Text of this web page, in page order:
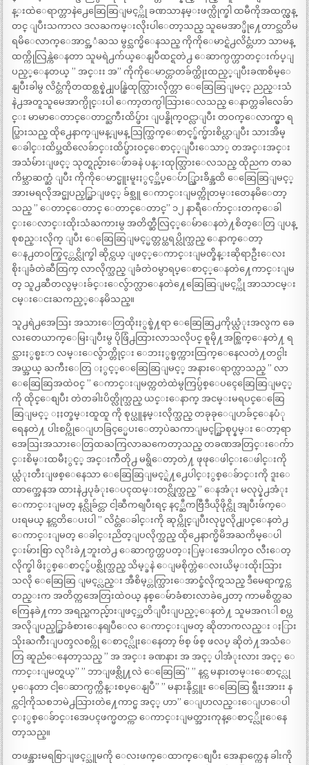
န္းထဲေရာက္တာနဲ႕ေဆြေဆြျမင့္ကို ခဏသာနမ္းဖက္လိုက္ခါ ထမီကိုအထက္လွန္
တင္ ျပီးသကာလ ဒလႀကမ္းလိုးပါေတာ့သည္ သူမေအာ္ဖို႔ေတာင္သတိမ
ရမိေလာက္ေအာင္အ့ံႀသ မွင္သက္မိေနသည္ ကိုကိုေမာင္ရဲ႕လိင္တံဟာ သာမန္
ထက္ကိုလြန္ကဲေနတာ သူမရဲ႕က်ယ္ေနျပီထင္ရတဲ႕ ေဆာက္ပက္ဟာတင္းက်ပ္ျ
ပည့္ေနတယ္ ” အင္းး အ” ကိုကိုေမာင္ဟာတခ်က္ထိုးထည့္ျပီးခဏစိမ္ေ
နျပီးခါမွ လိင္တံကိုတထစ္ထစ္နဲ႕ျပန္စြဲထုတ္သြားလိုက္တာ ေဆြေဆြျမင့္ ညည္းသံ
နဲ႕အတူသူမေအာက္ပိုင္းပါ ေကာ့တက္ပါသြားေလသည္ ေနာက္တခါလေခ်ာ
င္း မာမာေတာင္ေတာင္ႀကီးထိပ္ဖ်ား ျပန္စိုက္ဝင္လာျပီး တဝက္ေလာက္မွာ ရ
ပ္သြားသည္ ထို႕ေနာက္ျမန္ျမန္ သြက္သြက္ေစာင့္ခ်က္မ်ားစိပ္လာျပီး သားအိမ္
ေခါင္းထိပ္အထိလေခ်ာင္းထိပ္ဖ်ားဝင္ေစာင့္ျပီးေသာ္ တအင္းအင္း
အသံမ်ားျဖင့္ သုတ္ရည္မ်ားေဖ်ာခနဲ ပန္းထုတ္သြားေလသည္ ထိုညက တႀ
ကိမ္သာဆက္ဆံ ျပီး ကိုကိုေမာင္မူးမူးႏွင့္အိပ္ေပ်ာ္သြားခ်ိန္အထိ ေဆြေဆြျမင့္
အားမရလိုအင္မျပည့္စြာျဖင့္ ခ်စ္သူ ေကာင္းျမတ္ကိုတမ္းတေနမိေတာ့
သည္ ” ေတာင္ေတာင္ ေတာင္ေတာင္” ၁၂ နာရီေက်ာင္းတက္ေခါ
င္းေလာင္းထိုးသံႀကားမွ အတိတ္ဆီလြင့္ေမ်ာေနတဲ႔စိတ္ေတြ ျပန္
စုစည္းလိုက္ ျပီး ေဆြေဆြျမင့္မတ္တပ္ထရပ္လိုက္သည္ ေနာက္ေတာ့
ေန႕တဝက္ခြင့္တင္လိုက္ခါ ဆိုင္ကယ္ ျဖင့္ေကာင္းျမတ္ခ်ိန္းဆိုရာဦးေလး
စိုးျခံတဲဆီထြက္ လာလိုက္သည္ ျခံတဲဝမွာရပ္ေစာင့္ေနတဲ႔ေကာင္းျမ
တ္ သူ႕ဆီတလွမ္းခ်င္းေလ်ွာက္လာေနတဲ႔ေဆြေဆြျမင့္ကို အာသာငမ္း
ငမ္းေငးႀကည့္ေနမိသည္။
သူ႕ရဲ႕အေသြး အသားေတြထိုးႏွစ္ခဲ႔ရာ ေဆြေဆြ႕ကိုယ္လံုးအလွက ခေ
လးတေယာက္ေမြးျပီးမွ ပိုဖြံ႕ထြားလာသလိုပင္ စူမို႔အစ္ထြက္ေနတဲ႔ ရ
င္သားႏွစ္မႊာ လမ္းေလ်ွာက္တိုင္း ေဘးႏွစ္ဖက္ကားထြက္ေနေလတဲ႔တင္ပါး
အယ္အယ္ ႀကီးေတြ ႏွင့္ေဆြေဆြျမင့္ အနားေရာက္လာသည္ ” လာ
ေဆြေဆြအထဲဝင္ ” ေကာင္းျမတ္ကတဲထဲမွကြပ္ပ်စ္ေပၚေဆြေဆြျမင့္
ကို ထိုင္ေစျပီး တဲတခါးပိတ္လိုက္သည္ ယင္းေနာက္ အငမ္းမရပင္ေဆြေ
ဆြျမင့္ ႏႈတ္ခမ္းထူထူ ကို စုပ္ယူနမ္းလိုက္သည္ တခုခုေျပာခ်င္ေနပံု
ရေနတဲ႔ ပါးစပ္ကိုေျပာခြင့္မေပးေတာ့ပဲႀကာျမင့္စြာစုပ္နမ္း ေတာ့ရာ
အေသြးအသားေတြထႀကြလာႀကေတာ့သည္ တခဏအတြင္းေက်ာ
င္းစိမ္းထမီႏွင့္ အင္းက်ီတို႕ မရွိေတာ့တဲ႔ ဖုဖုေဖါင္းေဖါင္းကို
ယ္လံုးတီးျဖစ္ေနေသာ ေဆြေဆြျမင့္ရဲ႔႕ေပါင္ႏွစ္ေခ်ာင္းကို ဒူးေ
ထာက္အေနအ ထားနဲ႕ပုခံုးေပၚထမ္းတင္လိုက္သည္ ” ေနအံုး မလုပ္နဲ႕အံုး
ေကာင္းျမတ္ နင္လိုခ်င္တာ ငါ့ဆီကရျပီးရင္ နင့္ဆီကဗြီဒီယိုဖိုင္ကို အျပီးဖ်က္ေ
ပးရမယ္ နင္ကတိေပးပါ ” လိင္တံေခါင္းကို ဆုပ္ကိုင္ျပီးလုပ္မလို႕ျပင္ေနတဲ႕
ေကာင္းျမတ္ ေခါင္းညိတ္ျပလိုက္သည္ ထို႕ေနာက္မိမိအႀကိမ္ေပါ
င္းမ်ားစြာ လုိးခဲ႔ဘူးတဲ႕ ေဆာက္ပက္တပတ္ႏြမ္းအေပါက္ဝ လီးေတ့
လိုက္ခါ ဖိႏွစ္ေစာင့္ခ်ပစ္လိုက္သည္ သိမ့္ခနဲ ေျမစိုက္တဲေလးယိမ္းထိုးသြား
သလို ေဆြေဆြ ျမင့္လည္း အီစိမ့္တက္သြားေအာင္ခံလိုက္ရသည္ ဒီမေရာက္ခင္က
တည္းက အတိတ္ကအေတြးထဲဝယ္ နစ္ေမ်ာခံစားလာခဲ႕ေတာ့ ကာမစိတ္ထႀ
ကြေနခဲ႔ကာ အရည္ႀကည္မ်ားျဖင့္အတိျပီးျပည့္ေနတဲ႔ သူမအဂၤါ စပ္က
အလိုျပည့္စြာခံစားေနရျပီေလ ေကာင္းျမတ္ ဆိုတာကလည္း ႏြား
သိုးႀကိဳးျပတ္ဒလစပ္ကို ေစာင့္လိုးေနေတာ့ ဗ်စ္ ဖ်စ္ ဖလပ္ ဆိုတဲ႔အသံေ
တြ ဆူညံေနေတာ့သည္ ” အ အင္း ခဏနား အ အင့္ ပါအံုးလား အင့္ ေ
ကာင္းျမတ္ရယ္” ” ဘာျဖစ္လို႔လဲ ေဆြေဆြ” ” နင္က မနားတမ္းေစာင့္လု
ပ္ေနတာ ငါ့ေဆာက္ပက္က်ိန္းစပ္ေနျပီ” ” မနားနိုင္ဘူး ေဆြေဆြ ရွီးးအားး န
င္ကငါ့ကိုသစၥာမဲ႕သြားတဲ႔ေကာင္မ အင့္ ဟာ” ေျပာလည္းေျပာေပါ
င္ႏွစ္ေခ်ာင္းအေပၚဖက္မတင္ကာ ေကာင္းျမတ္အားကုန္ေစာင့္လိုးေနေ
တာ့သည္။
တဖန္အားမရစြာျဖင့္သူမကို ေလးဖက္ေထာက္ေစျပီး အေနာက္ကေန ခါးကို